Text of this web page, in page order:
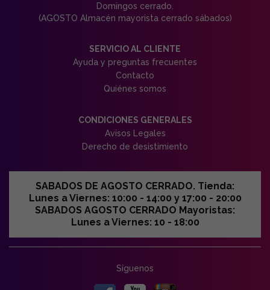
Domingos cerrado.
(AGOSTO Almacén mayorista cerrado sábados)
SERVICIO AL CLIENTE
Ayuda y preguntas frecuentes
Contacto
Quiénes somos
CONDICIONES GENERALES
Avisos Legales
Derecho de desistimiento
SABADOS DE AGOSTO CERRADO. Tienda:
Lunes a Viernes: 10:00 - 14:00 y 17:00 - 20:00
SABADOS AGOSTO CERRADO Mayoristas:
Lunes a Viernes: 10 - 18:00
Síguenos